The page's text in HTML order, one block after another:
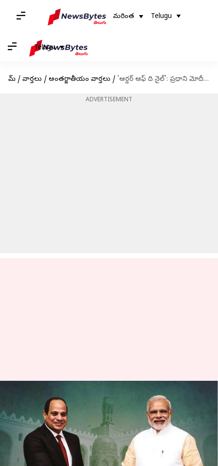
మరింత Telugu
Telugu
హోమ్ / వార్తలు / అంతర్జాతీయం వార్తలు / 'ఆర్డర్ ఆఫ్ ది నైల్': ప్రధాని మోదీకి ఈజిప్ట్ అత్యున్నత పురస్కారం
ADVERTISEMENT
'ఆర్డర్ ఆఫ్ ది నైల్': ప్రధాని మోదీకి
ఈజిప్ట్ అత్యున్నత పురస్కారం
వ్రాసిన వారు Stalin Jun 25, 2023 03:28 pm
ఈ వార్తాకథనం ఏంటి